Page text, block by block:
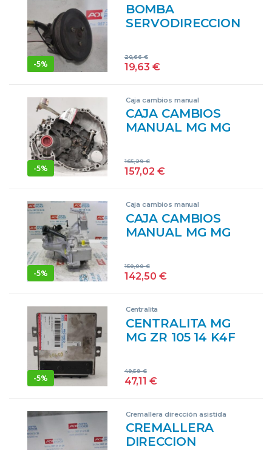
-5%
BOMBA
SERVODIRECCION
GRIS
19,63 €
20,66€
-5%
Caja cambios manual
CAJA CAMBIOS
MANUAL MG MG
AMARILLO
157,02 €
165,29€
-5%
Caja cambios manual
CAJA CAMBIOS
MANUAL MG MG
C4BS2018862
142,50 €
150,00€
-5%
Centralita
CENTRALITA MG
MG ZR 105 14 K4F
AMARILLO UCE
47,11 €
49,59€
Cremallera dirección asistida
CREMALLERA
DIRECCION